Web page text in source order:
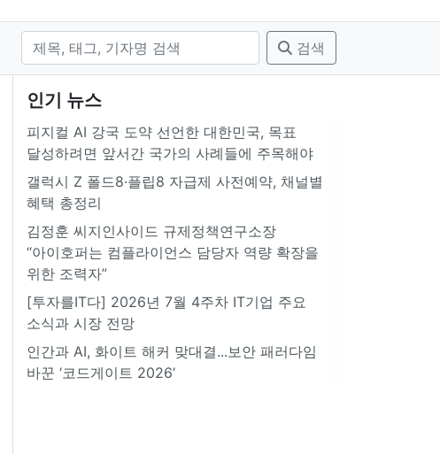
검색
인기 뉴스
피지컬 AI 강국 도약 선언한 대한민국, 목표
달성하려면 앞서간 국가의 사례들에 주목해야
갤럭시 Z 폴드8·플립8 자급제 사전예약, 채널별
혜택 총정리
김정훈 씨지인사이드 규제정책연구소장
“아이호퍼는 컴플라이언스 담당자 역량 확장을
위한 조력자”
[투자를IT다] 2026년 7월 4주차 IT기업 주요
소식과 시장 전망
인간과 AI, 화이트 해커 맞대결...보안 패러다임
바꾼 ‘코드게이트 2026’